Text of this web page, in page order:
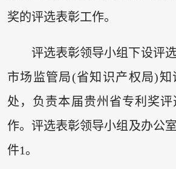
奖的评选表彰工作。
评选表彰领导小组下设评
市场监管局(省知识产权局)知
处，负责本届贵州省专利奖
作。评选表彰领导小组及办公
件1。